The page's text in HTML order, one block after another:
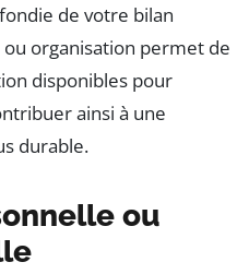
de votre bilan
ou organisation permet de
disponibles pour
ainsi à une
durable.
ou